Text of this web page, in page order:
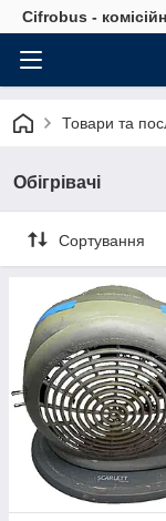
Cifrobus -
Товари та
Обігрівачі
Сортування